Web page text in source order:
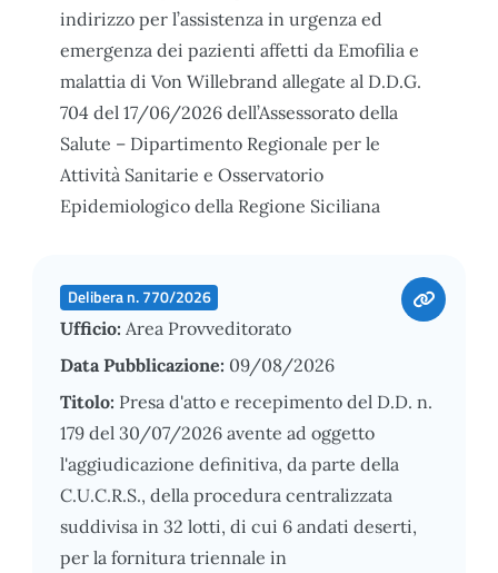
indirizzo per l’assistenza in urgenza ed
emergenza dei pazienti affetti da Emofilia e
malattia di Von Willebrand allegate al D.D.G.
704 del 17/06/2026 dell’Assessorato della
Salute – Dipartimento Regionale per le
Attività Sanitarie e Osservatorio
Epidemiologico della Regione Siciliana
Delibera n. 770/2026
Ufficio: Area Provveditorato
Data Pubblicazione: 09/08/2026
Titolo: Presa d'atto e recepimento del D.D. n.
179 del 30/07/2026 avente ad oggetto
l'aggiudicazione definitiva, da parte della
C.U.C.R.S., della procedura centralizzata
suddivisa in 32 lotti, di cui 6 andati deserti,
per la fornitura triennale in